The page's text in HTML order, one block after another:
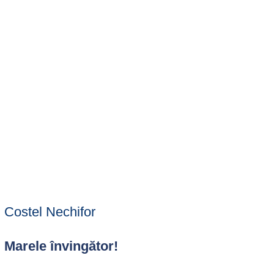
Costel Nechifor
Marele învingător!